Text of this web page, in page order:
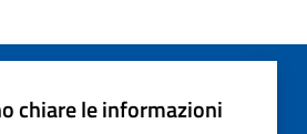
chiare le informazioni